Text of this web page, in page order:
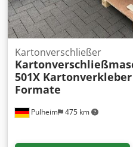
Pulheim 475 km
Kartonverschließer
501X
Formate